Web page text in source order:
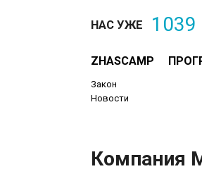
НАС УЖЕ 1039
ZHASCAMP
Закон
Новости
Компания